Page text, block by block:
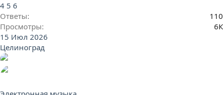
4 5 6
Ответы
110
Просмотры
6К
15 Июл 2026
Целиноград